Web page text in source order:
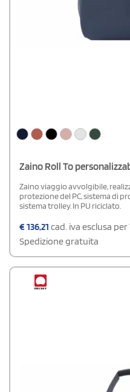
Zaino Roll To
Zaino viaggio avvolgibile,
protezione del PC, sistema di
sistema trolley. In PU riciclato.
€136,21 cad. iva esclusa per
Spedizione gratuita